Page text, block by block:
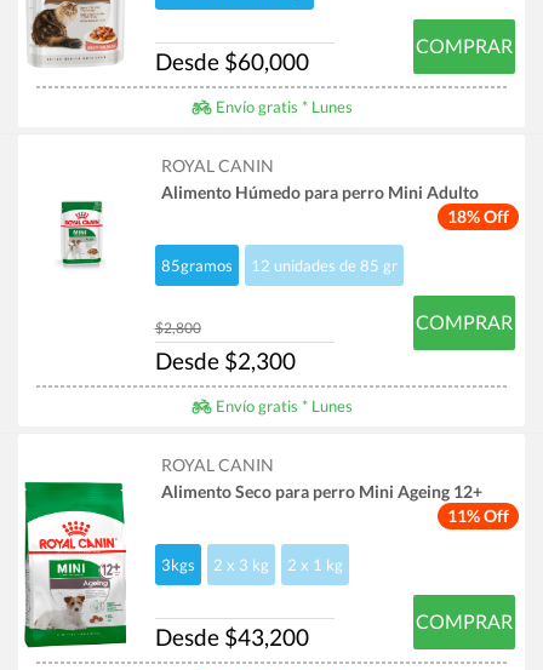
Desde $60,000
COMPRAR
Envío gratis * Lunes
18% Off
ROYAL CANIN
Alimento Húmedo para perro Mini Adulto
85gramos 12 unidades de 85 gr
$2,800
Desde $2,300
COMPRAR
Envío gratis * Lunes
11% Off
ROYAL CANIN
Alimento Seco para perro Mini Ageing 12+
3kgs 2 x 3 kg 2 x 1 kg
Desde $43,200
COMPRAR